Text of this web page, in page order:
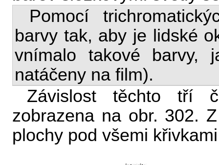
Pomocí
barvy tak, aby je lidské
vnímalo takové barvy,
natáčeny na film).
Závislost těchto tří
zobrazena na obr. 302.
plochy pod všemi